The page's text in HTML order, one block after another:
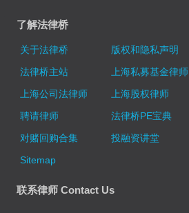
了解法律桥
关于法律桥 版权和隐私声明
法律桥主站
上海私募基金律师
上海公司法律师
上海股权律师
聘请律师
法律桥PE宝典
对赌回购合集
投融资讲堂
Sitemap
联系律师 Contact Us